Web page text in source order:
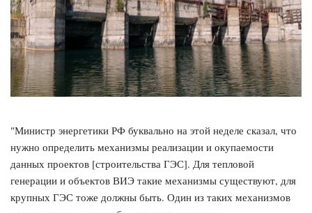
"Министр энергетики РФ буквально на этой неделе сказал, что
нужно определить механизмы реализации и окупаемости
данных проектов [строительства ГЭС]. Для тепловой
генерации и объектов ВИЭ такие механизмы существуют, для
крупных ГЭС тоже должны быть. Один из таких механизмов